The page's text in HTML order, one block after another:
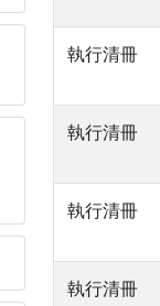
執行清冊
執行清冊
執行清冊
執行清冊